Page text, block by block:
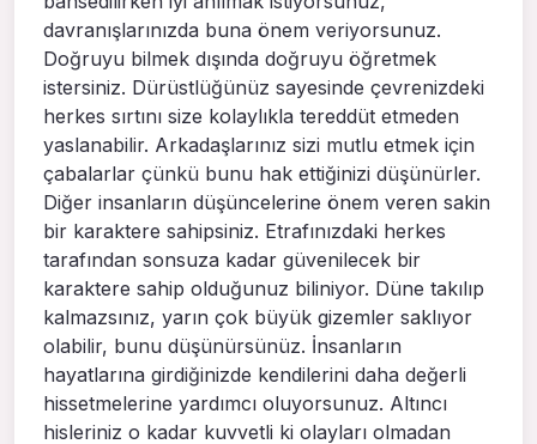
davranışlarınızda buna önem veriyorsunuz.
Doğruyu bilmek dışında doğruyu öğretmek
istersiniz. Dürüstlüğünüz sayesinde çevrenizdeki
herkes sırtını size kolaylıkla tereddüt etmeden
yaslanabilir. Arkadaşlarınız sizi mutlu etmek için
çabalarlar çünkü bunu hak ettiğinizi düşünürler.
Diğer insanların düşüncelerine önem veren sakin
bir karaktere sahipsiniz. Etrafınızdaki herkes
tarafından sonsuza kadar güvenilecek bir
karaktere sahip olduğunuz biliniyor. Düne takılıp
kalmazsınız, yarın çok büyük gizemler saklıyor
olabilir, bunu düşünürsünüz. İnsanların
hayatlarına girdiğinizde kendilerini daha değerli
hissetmelerine yardımcı oluyorsunuz. Altıncı
hisleriniz o kadar kuvvetli ki olayları olmadan